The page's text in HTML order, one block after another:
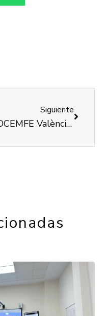
Siguiente
COCEMFE València ha dut a terme el Programa de Descans i Suport a famílies cuidadores de persones amb discapacitat en situació de dependència.